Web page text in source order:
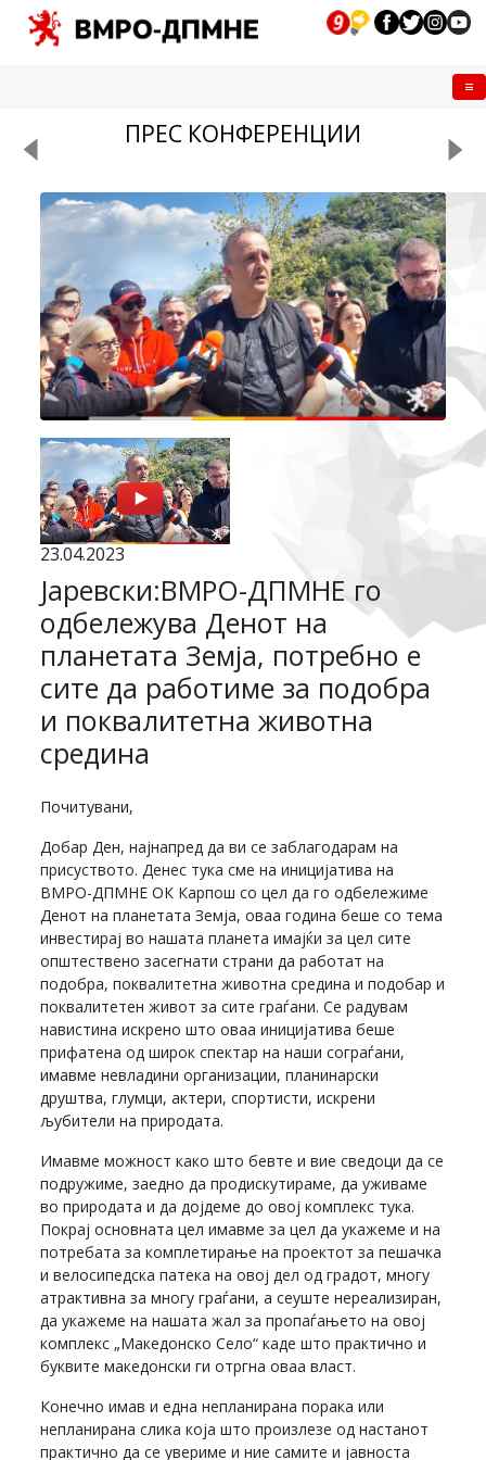
ПРЕС КОНФЕРЕНЦИИ
23.04.2023
Јаревски:ВМРО-ДПМНЕ го
одбележува Денот на
планетата Земја, потребно е
сите да работиме за подобра
и поквалитетна животна
средина
Почитувани,
Добар Ден, најнапред да ви се заблагодарам на
присуството. Денес тука сме на иницијатива на
ВМРО-ДПМНЕ ОК Карпош со цел да го одбележиме
Денот на планетата Земја, оваа година беше со тема
инвестирај во нашата планета имајќи за цел сите
општествено засегнати страни да работат на
подобра, поквалитетна животна средина и подобар и
поквалитетен живот за сите граѓани. Се радувам
навистина искрено што оваа иницијатива беше
прифатена од широк спектар на наши сограѓани,
имавме невладини организации, планинарски
друштва, глумци, актери, спортисти, искрени
љубители на природата.
Имавме можност како што бевте и вие сведоци да се
подружиме, заедно да продискутираме, да уживаме
во природата и да дојдеме до овој комплекс тука.
Покрај основната цел имавме за цел да укажеме и на
потребата за комплетирање на проектот за пешачка
и велосипедска патека на овој дел од градот, многу
атрактивна за многу граѓани, а сеуште нереализиран,
да укажеме на нашата жал за пропаѓањето на овој
комплекс „Македонско Село“ каде што практично и
буквите македонски ги отргна оваа власт.
Конечно имав и една непланирана порака или
непланирана слика која што произлезе од настанот
практично да се увериме и ние самите и јавноста